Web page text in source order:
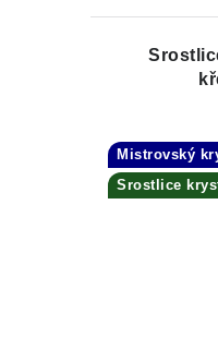
Mistrovský
Srostlice